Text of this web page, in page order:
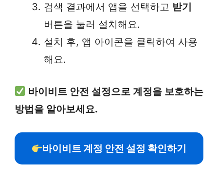
검색 결과에서 앱을 선택하고 받기
버튼을 눌러 설치해요.
설치 후, 앱 아이콘을 클릭하여 사용
해요.
바이비트 안전 설정으로 계정을 보호하는
방법을 알아보세요.
바이비트 계정 안전 설정 확인하기